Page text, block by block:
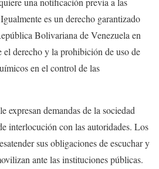
es un derecho garantizado
Bolivariana de Venezuela en
el derecho y la prohibición de uso de
en el control de las
expresan demandas de la sociedad
interlocución con las autoridades. Los
sus obligaciones de escuchar y
ante las instituciones públicas.